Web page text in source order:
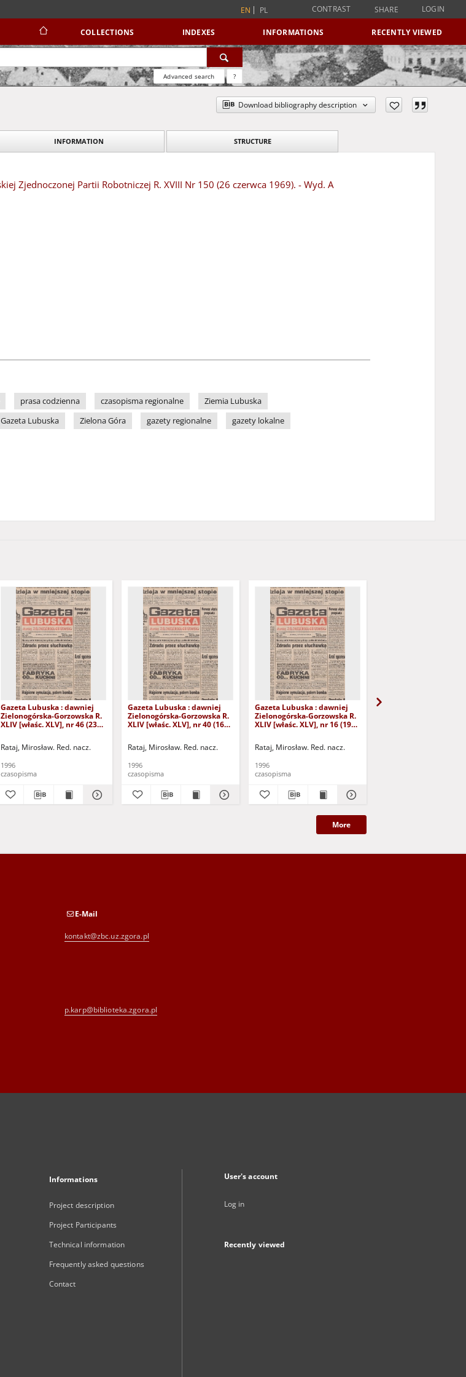
EN PL CONTRAST SHARE LOGIN
COLLECTIONS INDEXES INFORMATIONS RECENTLY VIEWED
Advanced search ?
Download bibliography description
INFORMATION STRUCTURE
Zjednoczonej Partii Robotniczej R. XVIII Nr 150 (26 czerwca 1969). - Wyd. A
prasa codzienna czasopisma regionalne
Ziemia Lubuska
Gazeta Lubuska Zielona Góra gazety regionalne gazety lokalne
Gazeta Lubuska : dawniej
Zielonogórska-Gorzowska R.
XLIV [właśc. XLV], nr 46 (23
Rataj, Mirosław. Red. nacz.
1996
czasopisma
Gazeta Lubuska : dawniej
Zielonogórska-Gorzowska R.
XLIV [właśc. XLV], nr 40 (16
Rataj, Mirosław. Red. nacz.
1996
czasopisma
Gazeta Lubuska : dawniej
Zielonogórska-Gorzowska R.
XLIV [właśc. XLV], nr 16 (19
Rataj, Mirosław. Red. nacz.
1996
czasopisma
More
E-Mail
kontakt@zbc.uz.zgora.pl
p.karp@biblioteka.zgora.pl
Informations
Project description
Project Participants
Technical information
Frequently asked questions
Contact
User's account
Log in
Recently viewed